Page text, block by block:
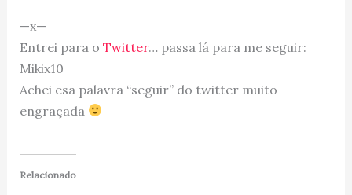
—x—
Entrei para o Twitter… passa lá para me seguir:
Mikix10
Achei esa palavra “seguir” do twitter muito
engraçada
Relacionado